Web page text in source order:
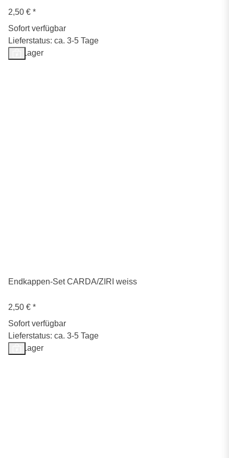
2,50 € *
Sofort verfügbar
Lieferstatus: ca. 3-5 Tage
Auf Lager
Endkappen-Set CARDA/ZIRI weiss
2,50 € *
Sofort verfügbar
Lieferstatus: ca. 3-5 Tage
Auf Lager